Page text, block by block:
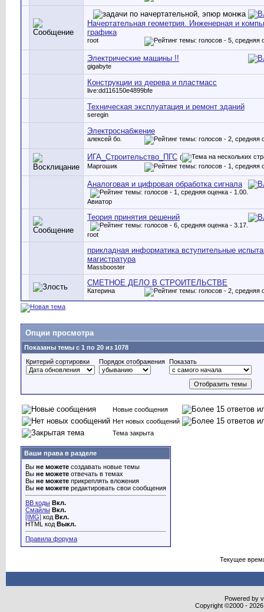
Начертательная геометрия. Инженерная и
графика
root
Электрические машины !!
gigabyte
Конструкции из дерева и пластмасс
live:dd116150e4899bfe
Техническая эксплуатация и ремонт зданий
seregin
Электроснабжение
алексей бо.
ИГА_Строительство_ПГС (
Маргошик
Аналоговая и цифровая обработка сигнала
Авиатор
Теория принятия решений
root
прикладная информатика вступительные
магистратура
Massbooster
СМЕТНОЕ ДЕЛО В СТРОИТЕЛЬСТВЕ
Катерина
Опции просмотра
Показаны темы с 1 по 20 из 1078
Критерий сортировки
Порядок отображения Показать
Новые сообщения
Нет новых сообщений
Тема закрыта
Ваши права в разделе
Вы не можете создавать новые темы
Вы не можете отвечать в темах
Вы не можете прикреплять вложения
Вы не можете редактировать свои сообщения
BB коды Вкл.
Смайлы Вкл.
[IMG] код Вкл.
HTML код Выкл.
Правила форума
Текущее
Powered by
Copyright ©2000 -